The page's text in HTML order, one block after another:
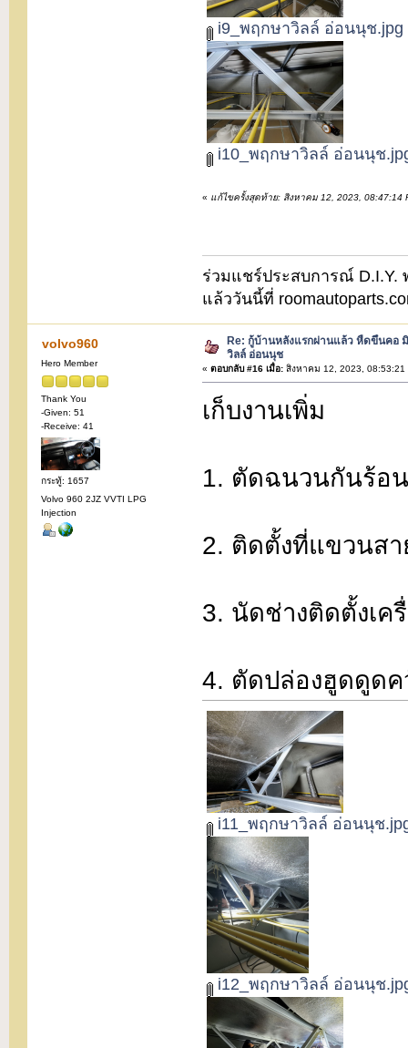
i9_พฤกษาวิลล์ อ่อนนุช.jpg
i10_พฤกษาวิลล์ อ่อนนุช
« แก้ไขครั้งสุดท้าย: สิงหาคม 12, 2023, 08:47:14
ร่วมแชร์ประสบการณ์ D.I.Y.
แล้ววันนี้ที่
volvo960
Hero Member
Thank You
-Given: 51
-Receive: 41
กระทู้: 1657
Volvo 960 2JZ VVTI LPG
Injection
Re: กู้บ้านหลังแรกผ่านแล้ว หืดขึ้นคอ
วิลล์ อ่อนนุช
« ตอบกลับ #16 เมื่อ:สิงหาคม 12, 2023, 08:53:21
เก็บงานเพิ่ม
1. ตัดฉนวนกันร้อ
2. ติดตั้งที่แขวนส
3. นัดช่างติดตั้งเค
4. ตัดปล่องฮูดดูด
i11_พฤกษาวิลล์ อ่อนนุช
i12_พฤกษาวิลล์ อ่อนนุช